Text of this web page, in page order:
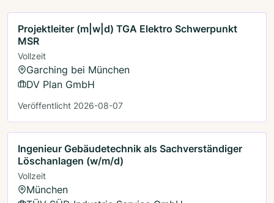
Projektleiter (m|w|d) TGA Elektro Schwerpunkt
MSR
Vollzeit
Garching bei München
DV Plan GmbH
Veröffentlicht 2026-08-07
Ingenieur Gebäudetechnik als Sachverständiger
Löschanlagen (w/m/d)
Vollzeit
München